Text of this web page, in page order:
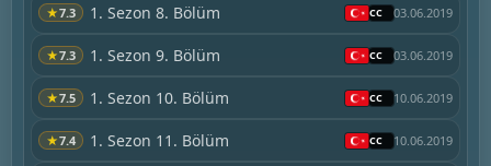
★7.3 1. Sezon 8. Bölüm 03.06.2019
★7.3 1. Sezon 9. Bölüm 03.06.2019
★7.5 1. Sezon 10. Bölüm 10.06.2019
★7.4 1. Sezon 11. Bölüm 10.06.2019